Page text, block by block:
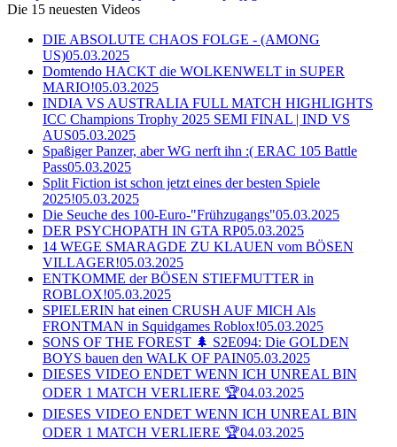
Die 15 neuesten Videos
DIE ABSOLUTE CHAOS FOLGE - (AMONG
US)05.03.2025
Domtendo HACKT die WOLKENWELT in SUPER
MARIO!05.03.2025
INDIA VS AUSTRALIA FULL MATCH HIGHLIGHTS
ICC Champions Trophy 2025 SEMI FINAL | IND VS
AUS05.03.2025
Spaßiger Panzer, aber WG nerft ihn :( ERAC 105 Battle
Pass05.03.2025
Split Fiction ist schon jetzt eines der besten Spiele
2025!05.03.2025
Die Seuche des 100-Euro-"Frühzugangs"05.03.2025
DER PSYCHOPATH IN GTA RP05.03.2025
14 WEGE SMARAGDE ZU KLAUEN vom BÖSEN
VILLAGER!05.03.2025
ENTKOMME der BÖSEN STIEFMUTTER in
ROBLOX!05.03.2025
SPIELERIN hat einen CRUSH AUF MICH Als
FRONTMAN in Squidgames Roblox!05.03.2025
SONS OF THE FOREST 🌲 S2E094: Die GOLDEN
BOYS bauen den WALK OF PAIN05.03.2025
DIESES VIDEO ENDET WENN ICH UNREAL BIN
ODER 1 MATCH VERLIERE 🏆04.03.2025
DIESES VIDEO ENDET WENN ICH UNREAL BIN
ODER 1 MATCH VERLIERE 🏆04.03.2025